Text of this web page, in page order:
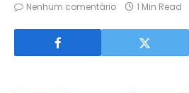
Nenhum comentário
1 Min Read